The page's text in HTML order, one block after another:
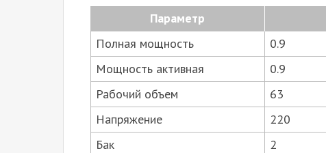
Параметр
Полная мощность
0.9
Мощность активная
0.9
Рабочий объем
63
Напряжение
220
Бак
2